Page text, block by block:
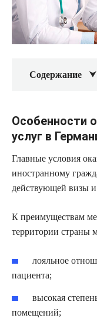
Содержание
Особенности
услуг в
Главные условия
иностранному
действующей визы и
К преимуществам
территории страны
лояльное
пациента;
высокая
помещений;